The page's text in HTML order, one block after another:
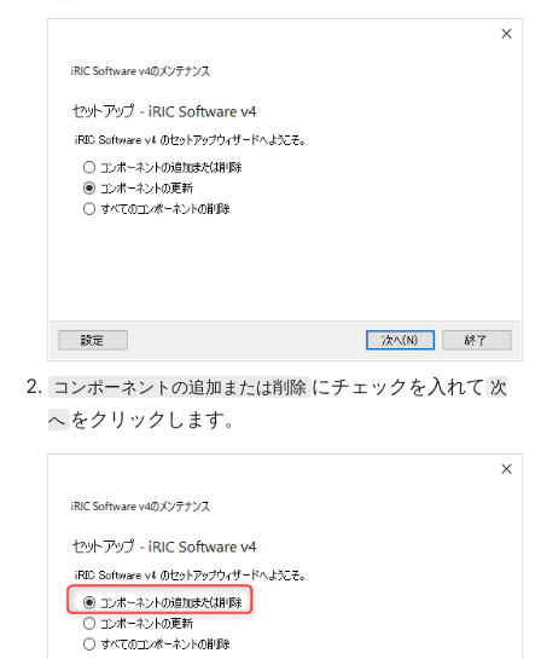
コンポーネントの追加または削除 にチェックを入れて 次
へ をクリックします。